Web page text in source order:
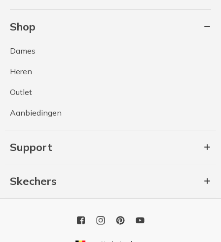
Shop
Dames
Heren
Outlet
Aanbiedingen
Support
Skechers